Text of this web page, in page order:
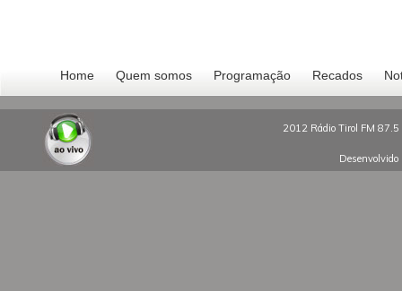
Home Quem somos Programação Recados
2012 Rádio Tirol FM 87.5